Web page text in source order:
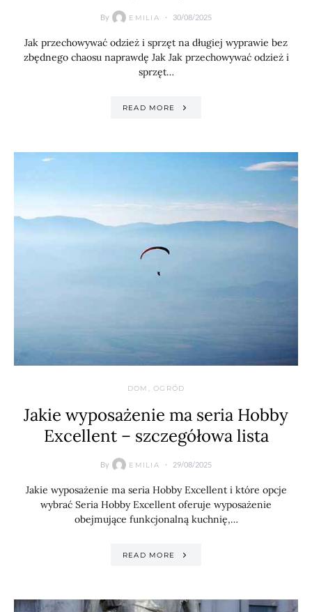
By EMILIA 30/08/2025
Jak przechowywać odzież i sprzęt na długiej wyprawie bez
zbędnego chaosu naprawdę Jak Jak przechowywać odzież i
sprzęt…
READ MORE
DOM, OGRÓD
Jakie wyposażenie ma seria Hobby
Excellent – szczegółowa lista
By EMILIA 29/08/2025
Jakie wyposażenie ma seria Hobby Excellent i które opcje
wybrać Seria Hobby Excellent oferuje wyposażenie
obejmujące funkcjonalną kuchnię,…
READ MORE